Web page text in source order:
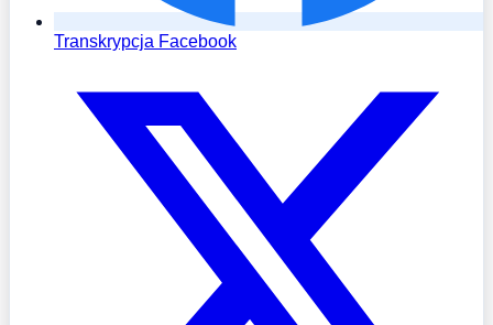
Transkrypcja Facebook